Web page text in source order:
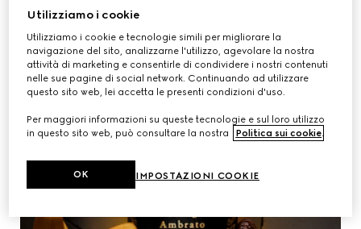
Utilizziamo i cookie
Utilizziamo i cookie e tecnologie simili per migliorare la
navigazione del sito, analizzarne l'utilizzo, agevolare la nostra
attività di marketing e consentirle di condividere i nostri contenuti
nelle sue pagine di social network. Continuando ad utilizzare
questo sito web, lei accetta le presenti condizioni d'uso.
Per maggiori informazioni su queste tecnologie e sul loro utilizzo
in questo sito web, può consultare la nostra
Politica sui cookie
IMPOSTAZIONI COOKIE
OK